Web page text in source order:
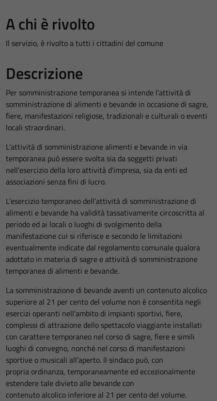
A chi è rivolto
Il servizio, è rivolto a tutti i cittadini del comune
Descrizione
Per somministrazione temporanea si intende l’attività di
somministrazione di alimenti e bevande in occasione di sagre,
fiere, manifestazioni religiose, tradizionali e culturali o eventi
locali straordinari.
L’attività di somministrazione alimenti e bevande in via
temporanea può essere svolta sia da soggetti privati
nell’esercizio della loro attività d’impresa, sia da enti ed
associazioni senza fini di lucro.
L’esercizio temporaneo dell’attività di somministrazione di
alimenti e bevande ha validità tassativamente circoscritta al
periodo ed ai locali o luoghi di svolgimento della
manifestazione cui si riferisce e secondo le limitazioni
eventualmente indicate dal regolamento comunale qualora
adottato in materia di sagre e attività di somministrazione
temporanea di alimenti e bevande.
La somministrazione di bevande aventi un contenuto alcolico
superiore al 21 per cento del volume non è consentita negli
esercizi operanti nell’ambito di impianti sportivi, fiere,
complessi di attrazione dello spettacolo viaggiante installati
con carattere temporaneo nel corso di sagre, fiere e simili
luoghi di convegno, nonché nel corso di manifestazioni
sportive o musicali all’aperto. Il sindaco può, con
propria ordinanza, temporaneamente ed eccezionalmente
estendere tale divieto alle bevande con
contenuto alcolico inferiore al 21 per cento del volume.